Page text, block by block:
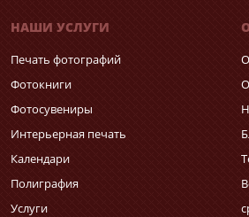
НАШИ УСЛУГИ
Печать фотографий
Фотокниги
Фотосувениры
Интерьерная печать
Календари
Полиграфия
Услуги